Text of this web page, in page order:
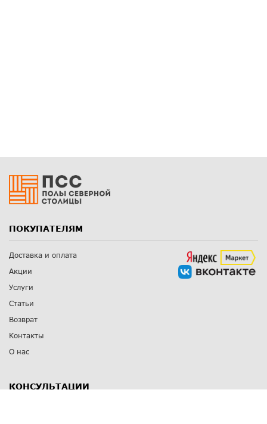
ПОКУПАТЕЛЯМ
Доставка и оплата
Акции
Услуги
Статьи
Возврат
Контакты
О нас
КОНСУЛЬТАЦИИ